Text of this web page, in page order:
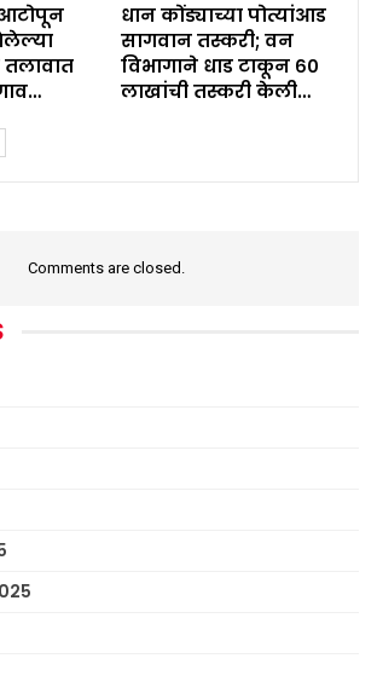
धान कोंड्याच्या पोत्यांआड
सागवान तस्करी; वन
विभागाने धाड टाकून ६०
लाखांची तस्करी केली…
Comments are closed.